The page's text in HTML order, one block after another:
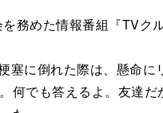
務めた情報番組『TVク
に倒れた際は、懸命に
何でも答えるよ。友達